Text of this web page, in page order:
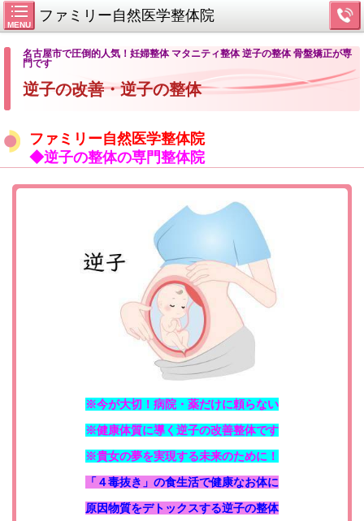
MENU
ファミリー自然医学整体院
名古屋市で圧倒的人気！妊婦整体 マタニティ整体 逆子の整体 骨盤矯正が専
門です
逆子の改善・逆子の整体
ファミリー自然医学整体院
◆逆子の整体の専門整体院
※今が大切！病院・薬だけに頼らない
※健康体質に導く逆子の改善整体です
※貴女の夢を実現する未来のために！
「４毒抜き」の食生活で健康なお体に
原因物質をデトックスする逆子の整体